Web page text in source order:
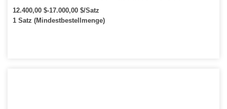
Aluminiumblech
12.400,00 $-17.000,00 $/Satz
1 Satz (Mindestbestellmenge)